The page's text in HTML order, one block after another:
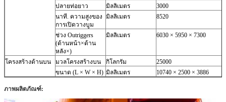
ปลายท่อยาว
มิลลิเมตร
3000
นาที. ความสูงของ
การเปิดวางบูม
มิลลิเมตร 8520
ช่วง Outriggers
(ด้านหน้า×ด้าน
หลัง×)
มิลลิเมตร 6030 × 5950 × 7300
โครงสร้างด้านบน มวลโครงสร้างบน กิโลกรัม
25000
ขนาด (L × W × H) มิลลิเมตร 10740 × 2500 × 3886
ภาพผลิตภัณฑ์: